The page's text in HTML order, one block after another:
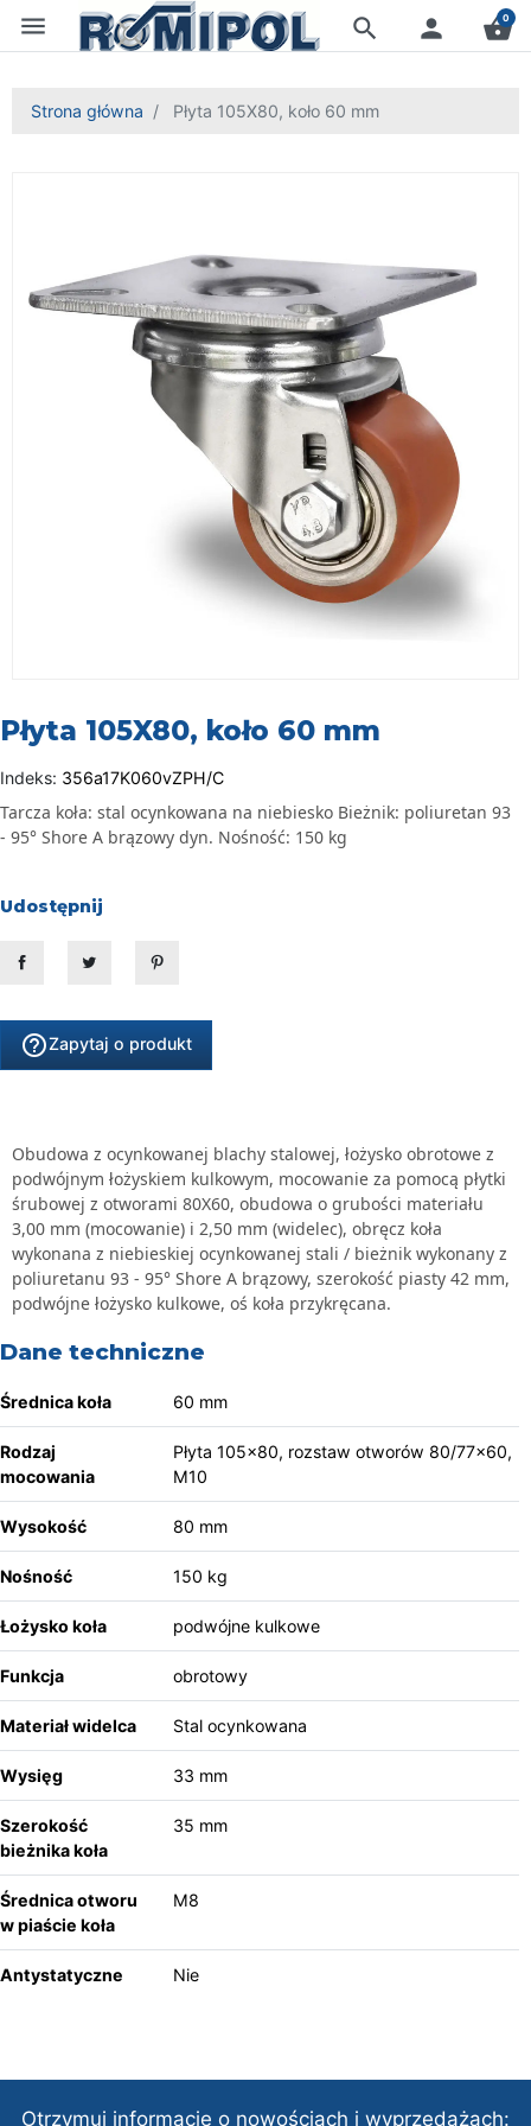
menu search person shopping_basket
0
Strona główna Płyta 105X80, koło 60 mm
Płyta 105X80, koło 60 mm
Indeks: 356a17K060vZPH/C
Tarcza koła: stal ocynkowana na niebiesko Bieżnik: poliuretan 93
- 95° Shore A brązowy dyn. Nośność: 150 kg
Udostępnij
help_outlineZapytaj o produkt
Obudowa z ocynkowanej blachy stalowej, łożysko obrotowe z
podwójnym łożyskiem kulkowym, mocowanie za pomocą płytki
śrubowej z otworami 80X60, obudowa o grubości materiału
3,00 mm (mocowanie) i 2,50 mm (widelec), obręcz koła
wykonana z niebieskiej ocynkowanej stali / bieżnik wykonany z
poliuretanu 93 - 95° Shore A brązowy, szerokość piasty 42 mm,
podwójne łożysko kulkowe, oś koła przykręcana.
Dane techniczne
Średnica koła 60 mm
Rodzaj
mocowania
Płyta 105x80, rozstaw otworów 80/77x60,
M10
Wysokość 80 mm
Nośność 150 kg
Łożysko koła podwójne kulkowe
Funkcja obrotowy
Materiał widelca Stal ocynkowana
Wysięg 33 mm
Szerokość
bieżnika koła
35 mm
Średnica otworu
w piaście koła
M8
Antystatyczne Nie
Otrzymuj informacje o nowościach i wyprzedażach: